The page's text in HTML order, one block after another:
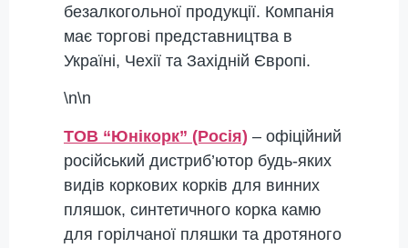
безалкогольної продукції. Компанія
має торгові представництва в
Україні, Чехії та Західній Європі.
\n\n
ТОВ “Юнікорк” (Росія) – офіційний
російський дистриб’ютор будь-яких
видів коркових корків для винних
пляшок, синтетичного корка камю
для горілчаної пляшки та дротяного